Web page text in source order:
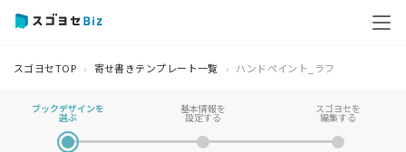
スゴヨセTOP 寄せ書きテンプレート一覧 ハンドペイント_ラフ
ブックデザインを
選ぶ
基本情報を
設定する
スゴヨセを
編集する